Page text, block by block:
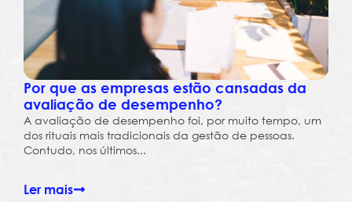
Por que as empresas estão cansadas da
avaliação de desempenho?
A avaliação de desempenho foi, por muito tempo, um
dos rituais mais tradicionais da gestão de pessoas.
Contudo, nos últimos...
Ler mais